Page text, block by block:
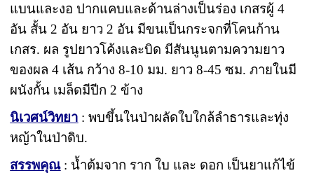
แบนและงอ ปากแคบและด้านล่างเป็นร่อง เกสรผู้ 4
อัน สั้น 2 อัน ยาว 2 อัน มีขนเป็นกระจกที่โคนก้าน
เกสร. ผล รูปยาวโค้งและบิด มีสันนูนตามความยาว
ของผล 4 เส้น กว้าง 8-10 มม. ยาว 8-45 ซม. ภายในมี
ผนังกั้น เมล็ดมีปีก 2 ข้าง
นิเวศน์วิทยา : พบขึ้นในป่าผลัดใบใกล้ลำธารและทุ่ง
หญ้าในป่าดิบ.
สรรพคุณ: น้ำต้มจาก ราก ใบ และ ดอก เป็นยาแก้ไข้